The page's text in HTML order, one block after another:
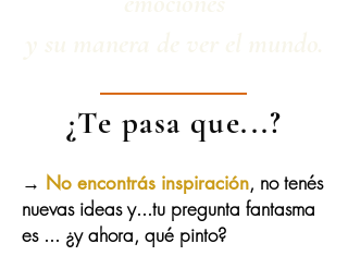
¿Te pasa que...?
→ No encontrás inspiración, no tenés
nuevas ideas y...tu pregunta fantasma
es ... ¿y ahora, qué pinto?